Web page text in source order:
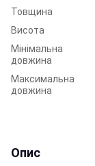
Товщина
Висота
Мінімальна
довжина
Максимальна
довжина
Опис